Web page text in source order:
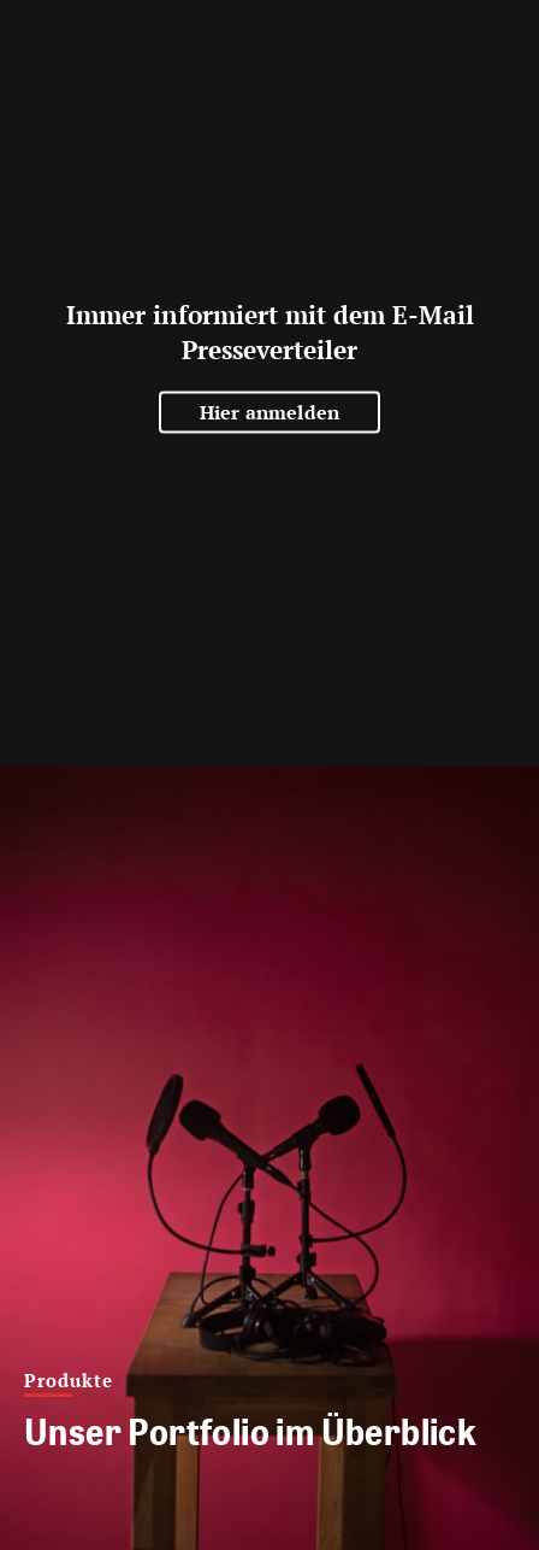
Immer informiert mit dem E-Mail
Presseverteiler
Hier anmelden
Produkte
Unser Portfolio im Überblick